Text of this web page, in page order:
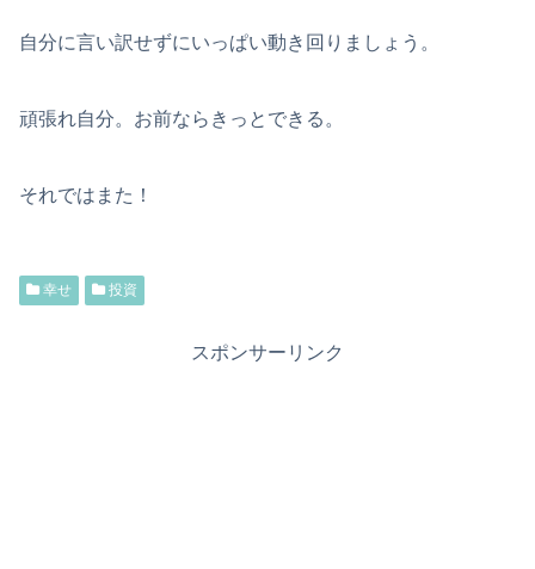
自分に言い訳せずにいっぱい動き回りましょう。
頑張れ自分。お前ならきっとできる。
それではまた！
幸せ 投資
スポンサーリンク